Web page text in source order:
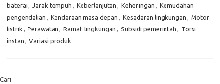
baterai , Jarak tempuh , Keberlanjutan , Keheningan , Kemudahan
pengendalian , Kendaraan masa depan , Kesadaran lingkungan , Motor
listrik , Perawatan , Ramah lingkungan , Subsidi pemerintah , Torsi
instan , Variasi produk
Cari